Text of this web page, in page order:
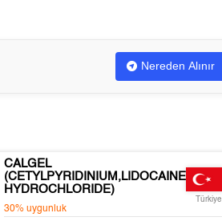
Nereden Alınır
CALGEL
(CETYLPYRIDINIUM,LIDOCAINE
HYDROCHLORIDE)
30% uygunluk
Türkiye